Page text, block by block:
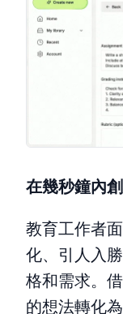
在幾秒鐘內
教育工作者
化、引人入
格和需求。
的想法轉化